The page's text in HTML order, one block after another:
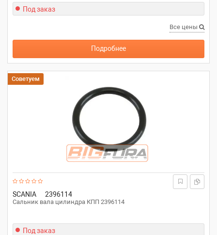
Под заказ
Все цены
Подробнее
SCANIA 2396114
Сальник вала цилиндра КПП 2396114
Советуем
Под заказ